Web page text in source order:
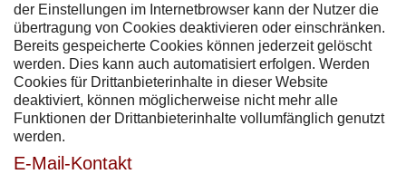
der Einstellungen im Internetbrowser kann der Nutzer die
übertragung von Cookies deaktivieren oder einschränken.
Bereits gespeicherte Cookies können jederzeit gelöscht
werden. Dies kann auch automatisiert erfolgen. Werden
Cookies für Drittanbieterinhalte in dieser Website
deaktiviert, können möglicherweise nicht mehr alle
Funktionen der Drittanbieterinhalte vollumfänglich genutzt
werden.
E-Mail-Kontakt